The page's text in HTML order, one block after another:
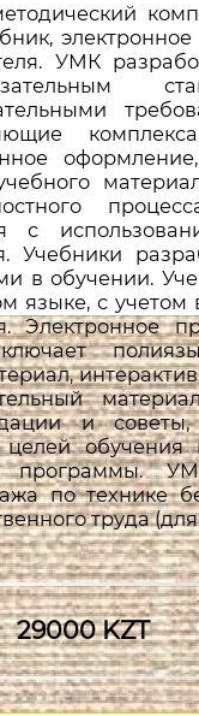
УМК
с
Учебники
в обучении.
языке, с
Электронное
и
целей обучения
программы.
по технике
труда
29000 KZT